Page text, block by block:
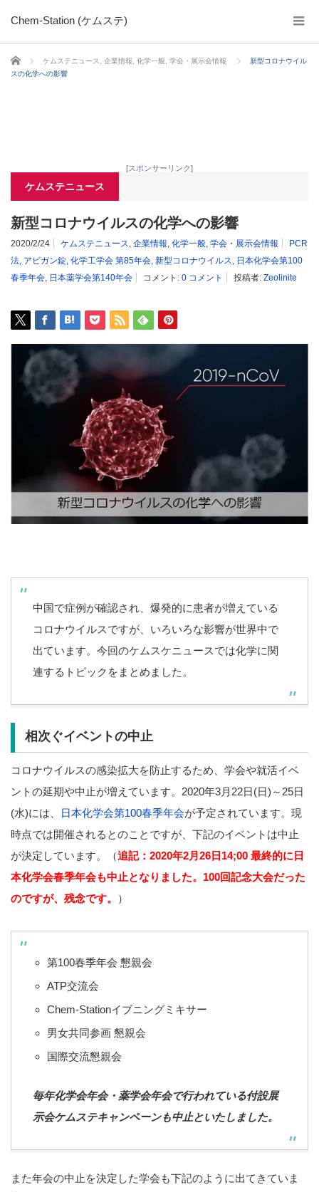
Chem-Station (ケムステ)
ホーム ケムステニュース 企業情報 化学一般 学会・展示会情報
新型コロナウイル
スの化学への影響
[スポンサーリンク]
ケムステニュース
新型コロナウイルスの化学への影響
2020/2/24 ケムステニュース, 企業情報, 化学一般, 学会・展示会情報
PCR
法, アビガン錠, 化学工学会 第85年会, 新型コロナウイルス, 日本化学会第100
春季年会, 日本薬学会第140年会 コメント: 0 コメント 投稿者: Zeolinite
中国で症例が確認され、爆発的に患者が増えている
コロナウイルスですが、いろいろな影響が世界中で
出ています。今回のケムスケニュースでは化学に関
連するトピックをまとめました。
相次ぐイベントの中止
コロナウイルスの感染拡大を防止するため、学会や就活イベ
ントの延期や中止が増えています。2020年3月22日(日)～25日
(水)には、
日本化学会第100春季年会が予定されています。現
時点では開催されるとのことですが、下記のイベントは中止
が決定しています。（追記：2020年2月26日14;00 最終的に日
本化学会春季年会も中止となりました。100回記念大会だった
のですが、残念です。
）
第100春季年会 懇親会
ATP交流会
Chem-Stationイブニングミキサー
男女共同参画 懇親会
国際交流懇親会
毎年化学会年会・薬学会年会で行われている付設展
示会ケムステキャンペーンも中止といたしました。
また年会の中止を決定した学会も下記のように出てきていま